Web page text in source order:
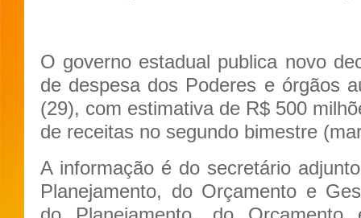
O governo estadual publica novo
de despesa dos Poderes e órgãos
(29), com estimativa de R$ 500
de receitas no segundo bimestre
A informação é do secretário
Planejamento, do Orçamento e